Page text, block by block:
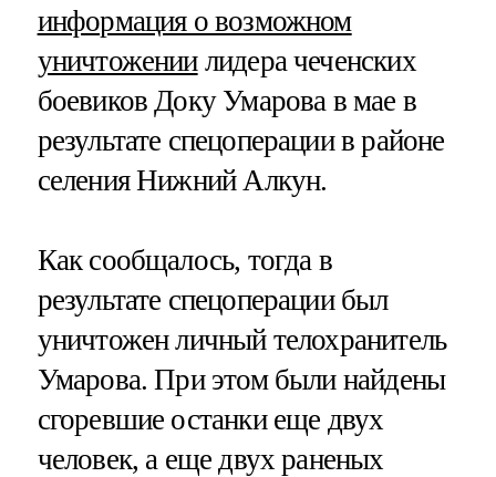
информация о возможном
уничтожениилидера чеченских
боевиков Доку Умарова в мае в
результате спецоперации в районе
селения Нижний Алкун.
Как сообщалось, тогда в
результате спецоперации был
уничтожен личный телохранитель
Умарова. При этом были найдены
сгоревшие останки еще двух
человек, а еще двух раненых